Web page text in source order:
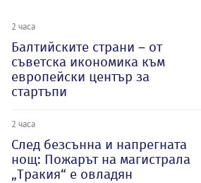
2 часа
Балтийските страни – от
съветска икономика към
европейски център за
стартъпи
2 часа
След безсънна и напрегната
нощ: Пожарът на магистрала
„Тракия“ е овладян